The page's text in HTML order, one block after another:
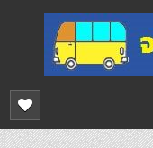
content
จองตั๋วรถตู้ออ
บริการจองตั๋วรถตู้ออ